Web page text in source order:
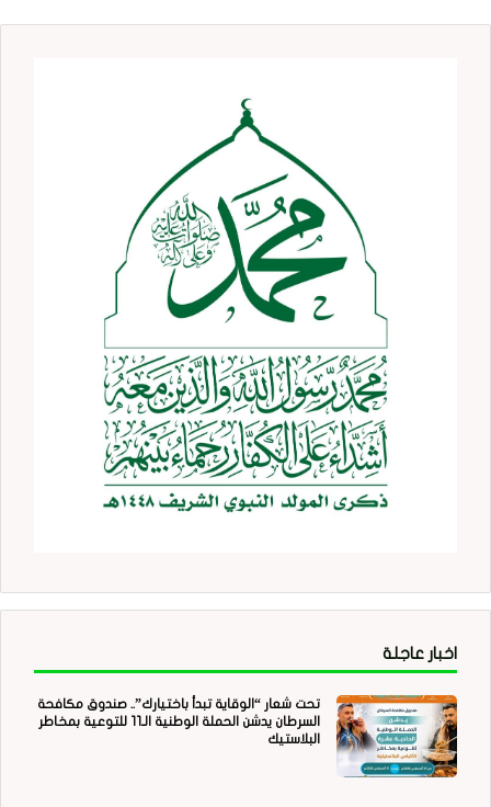
اخبار عاجلة
تحت شعار “الوقاية تبدأ باختيارك”.. صندوق مكافحة
السرطان يدشن الحملة الوطنية الـ11 للتوعية بمخاطر
البلاستيك